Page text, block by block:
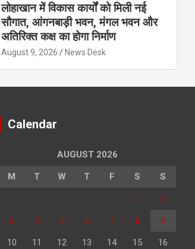
लोहाखान में विकास कार्यों को मिली नई
सौगात, आंगनबाड़ी भवन, मंगल भवन और
अतिरिक्त कक्ष का होगा निर्माण
August 9, 2026 News Desk
Calendar
AUGUST 2026
M T W T F S S
1 2
3 4 5 6 7 8 9
10 11 12 13 14 15 16